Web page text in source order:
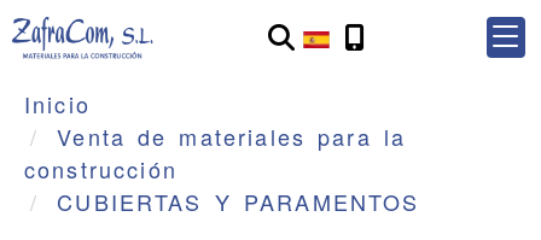
Inicio
Venta de materiales para la
construcción
CUBIERTAS Y PARAMENTOS